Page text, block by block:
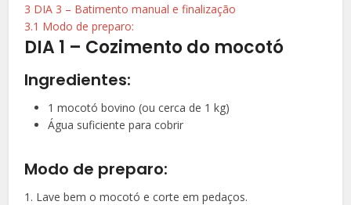
3 DIA 3 – Batimento manual e finalização
3.1 Modo de preparo:
DIA 1 – Cozimento do mocotó
Ingredientes:
1 mocotó bovino (ou cerca de 1 kg)
Água suficiente para cobrir
Modo de preparo:
1. Lave bem o mocotó e corte em pedaços.